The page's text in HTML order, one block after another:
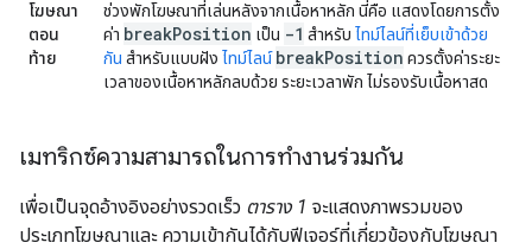
โฆษณา
ตอน
ท้าย
ช่วงพักโฆษณาที่เล่นหลังจากเนื้อหาหลัก นี่คือ แสดงโดยการตั้ง
ค่า breakPosition เป็น -1 สำหรับ ไทม์ไลน์ที่เย็บเข้าด้วย
กัน สำหรับแบบฝัง ไทม์ไลน์ breakPosition ควรตั้งค่าระยะ
เวลาของเนื้อหาหลักลบด้วย ระยะเวลาพัก ไม่รองรับเนื้อหาสด
เมทริกซ์ความสามารถในการทำงานร่วมกัน
เพื่อเป็นจุดอ้างอิงอย่างรวดเร็ว ตาราง 1 จะแสดงภาพรวมของ
ประเภทโฆษณาและ ความเข้ากันได้กับฟีเจอร์ที่เกี่ยวข้องกับโฆษณา